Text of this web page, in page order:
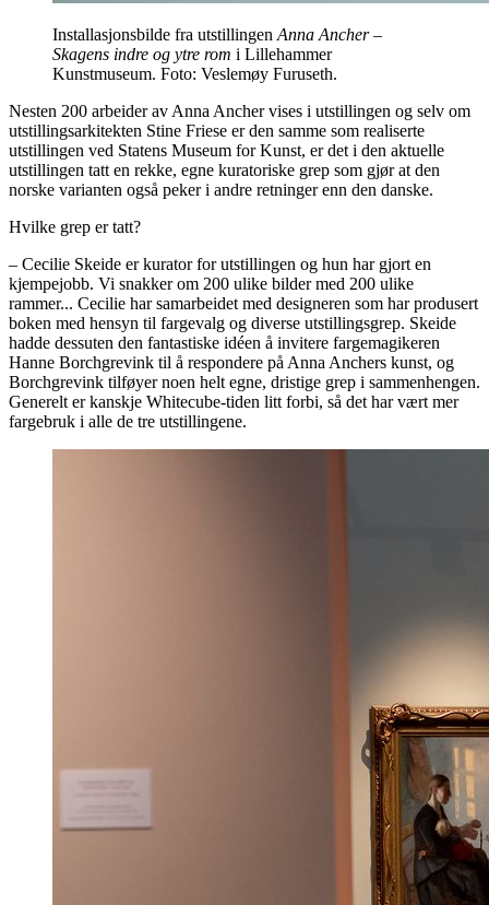
Installasjonsbilde fra utstillingen Anna Ancher –
Skagens indre og ytre rom i Lillehammer
Kunstmuseum. Foto: Veslemøy Furuseth.
Nesten 200 arbeider av Anna Ancher vises i utstillingen og selv om
utstillingsarkitekten Stine Friese er den samme som realiserte
utstillingen ved Statens Museum for Kunst, er det i den aktuelle
utstillingen tatt en rekke, egne kuratoriske grep som gjør at den
norske varianten også peker i andre retninger enn den danske.
Hvilke grep er tatt?
– Cecilie Skeide er kurator for utstillingen og hun har gjort en
kjempejobb. Vi snakker om 200 ulike bilder med 200 ulike
rammer... Cecilie har samarbeidet med designeren som har produsert
boken med hensyn til fargevalg og diverse utstillingsgrep. Skeide
hadde dessuten den fantastiske idéen å invitere fargemagikeren
Hanne Borchgrevink til å respondere på Anna Anchers kunst, og
Borchgrevink tilføyer noen helt egne, dristige grep i sammenhengen.
Generelt er kanskje Whitecube-tiden litt forbi, så det har vært mer
fargebruk i alle de tre utstillingene.